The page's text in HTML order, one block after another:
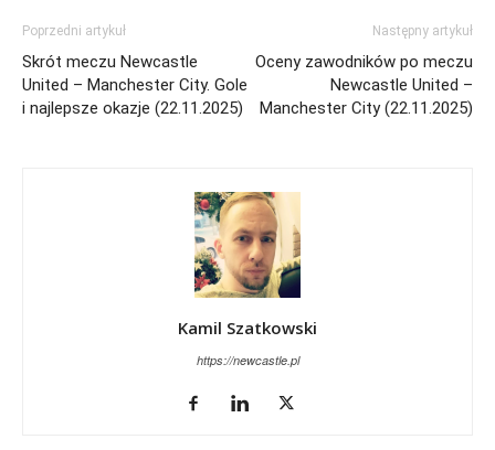
Poprzedni artykuł
Skrót meczu Newcastle
United – Manchester City. Gole
i najlepsze okazje (22.11.2025)
Następny artykuł
Oceny zawodników po meczu
Newcastle United –
Manchester City (22.11.2025)
Kamil Szatkowski
https://newcastle.pl